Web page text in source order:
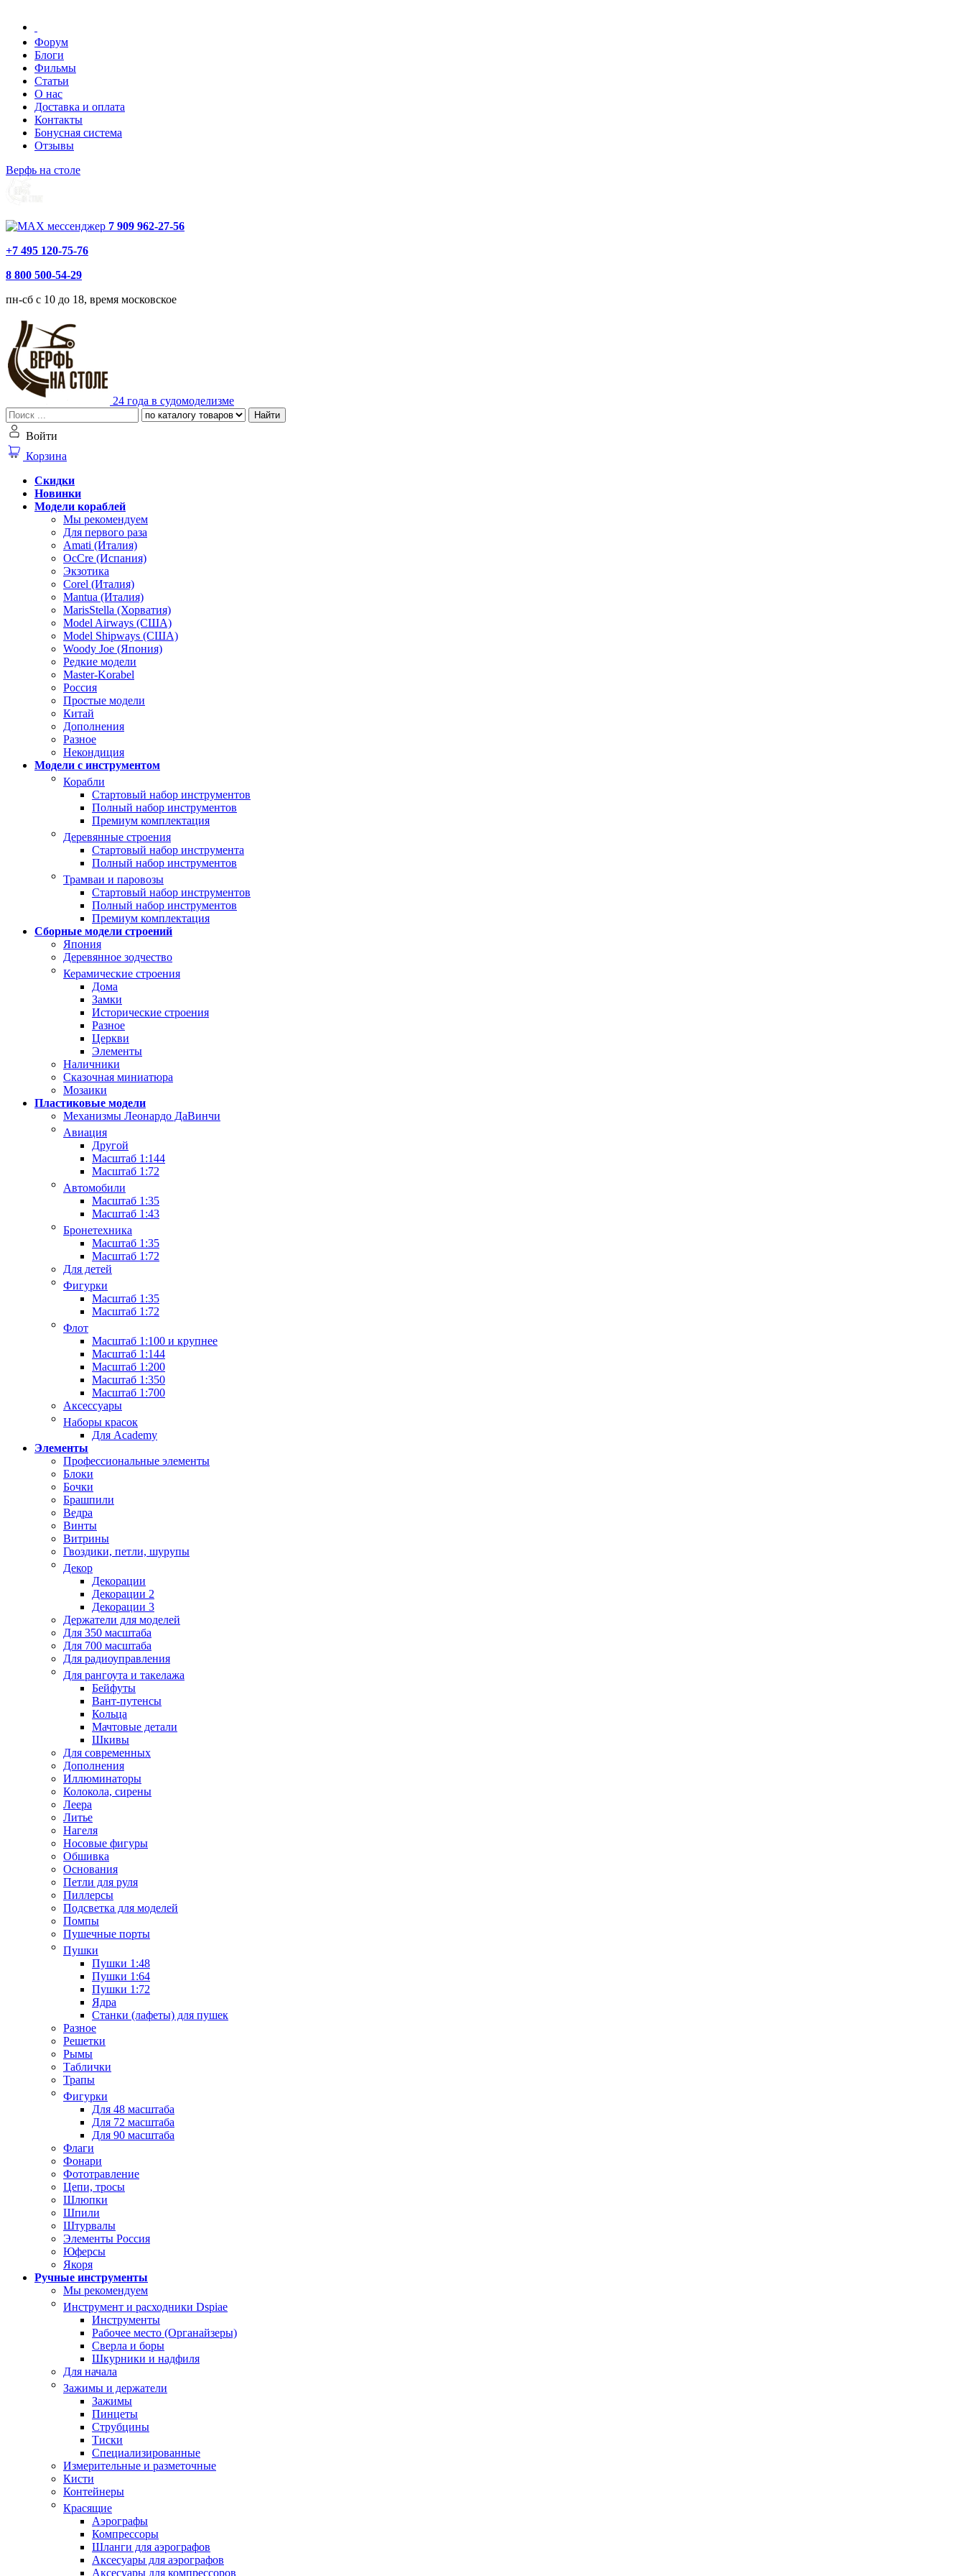
Форум
Блоги
Фильмы
Статьи
О нас
Доставка и оплата
Контакты
Бонусная система
Отзывы
Верфь на столе
7 909 962-27-56
+7 495 120-75-76
8 800 500-54-29
пн-сб с 10 до 18, время московское
24 года в судомоделизме
Найти
Войти
Корзина
Скидки
Новинки
Модели кораблей
Мы рекомендуем
Для первого раза
Amati (Италия)
OcCre (Испания)
Экзотика
Corel (Италия)
Mantua (Италия)
MarisStella (Хорватия)
Model Airways (США)
Model Shipways (США)
Woody Joe (Япония)
Редкие модели
Master-Korabel
Россия
Простые модели
Китай
Дополнения
Разное
Некондиция
Модели с инструментом
Корабли
Стартовый набор инструментов
Полный набор инструментов
Премиум комплектация
Деревянные строения
Стартовый набор инструмента
Полный набор инструментов
Трамваи и паровозы
Стартовый набор инструментов
Полный набор инструментов
Премиум комплектация
Сборные модели строений
Япония
Деревянное зодчество
Керамические строения
Дома
Замки
Исторические строения
Разное
Церкви
Элементы
Наличники
Сказочная миниатюра
Мозаики
Пластиковые модели
Механизмы Леонардо ДаВинчи
Авиация
Другой
Масштаб 1:144
Масштаб 1:72
Автомобили
Масштаб 1:35
Масштаб 1:43
Бронетехника
Масштаб 1:35
Масштаб 1:72
Для детей
Фигурки
Масштаб 1:35
Масштаб 1:72
Флот
Масштаб 1:100 и крупнее
Масштаб 1:144
Масштаб 1:200
Масштаб 1:350
Масштаб 1:700
Аксессуары
Наборы красок
Для Academy
Элементы
Профессиональные элементы
Блоки
Бочки
Брашпили
Ведра
Винты
Витрины
Гвоздики, петли, шурупы
Декор
Декорации
Декорации 2
Декорации 3
Держатели для моделей
Для 350 масштаба
Для 700 масштаба
Для радиоуправления
Для рангоута и такелажа
Бейфуты
Вант-путенсы
Кольца
Мачтовые детали
Шкивы
Для современных
Дополнения
Иллюминаторы
Колокола, сирены
Леера
Литье
Нагеля
Носовые фигуры
Обшивка
Основания
Петли для руля
Пиллерсы
Подсветка для моделей
Помпы
Пушечные порты
Пушки
Пушки 1:48
Пушки 1:64
Пушки 1:72
Ядра
Станки (лафеты) для пушек
Разное
Решетки
Рымы
Таблички
Трапы
Фигурки
Для 48 масштаба
Для 72 масштаба
Для 90 масштаба
Флаги
Фонари
Фототравление
Цепи, тросы
Шлюпки
Шпили
Штурвалы
Элементы Россия
Юферсы
Якоря
Ручные инструменты
Мы рекомендуем
Инструмент и расходники Dspiae
Инструменты
Рабочее место (Органайзеры)
Сверла и боры
Шкурники и надфиля
Для начала
Зажимы и держатели
Зажимы
Пинцеты
Струбцины
Тиски
Специализированные
Измерительные и разметочные
Кисти
Контейнеры
Красящие
Аэрографы
Компрессоры
Шланги для аэрографов
Аксесуары для аэрографов
Аксесуары для компрессоров